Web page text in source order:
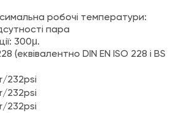
робочі температури:
пара
300μ.
(еквівалентно DIN EN ISO 228 і BS
232psi
232psi
232psi